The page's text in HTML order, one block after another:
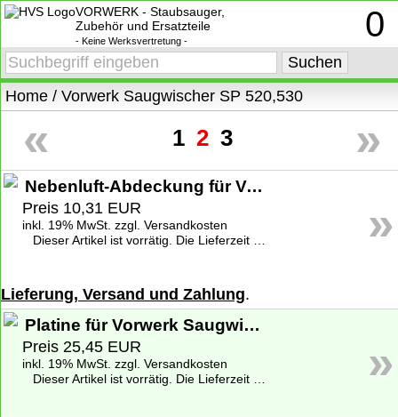
0
VORWERK - Staubsauger,
Zubehör und Ersatzteile
- Keine Werksvertretung -
Home / Vorwerk Saugwischer SP 520,530
« »
1 2 3
»
Nebenluft-Abdeckung für Vorwerk Saugwischer SP 530
Preis 10,31 EUR
inkl. 19% MwSt. zzgl. Versandkosten
Dieser Artikel ist vorrätig. Die Lieferzeit beträgt 1-2 Werktage deutschlandweit. Weitere Informationen zu den Lieferzeiten finden Sie unter
Lieferung, Versand und Zahlung.
»
Platine für Vorwerk Saugwischer SP 520, 530
Preis 25,45 EUR
inkl. 19% MwSt. zzgl. Versandkosten
Dieser Artikel ist vorrätig. Die Lieferzeit beträgt 1-2 Werktage deutschlandweit. Weitere Informationen zu den Lieferzeiten finden Sie unter